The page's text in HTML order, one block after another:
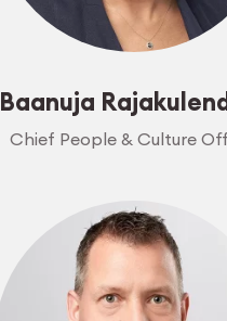
Baanuja
Chief People & Culture